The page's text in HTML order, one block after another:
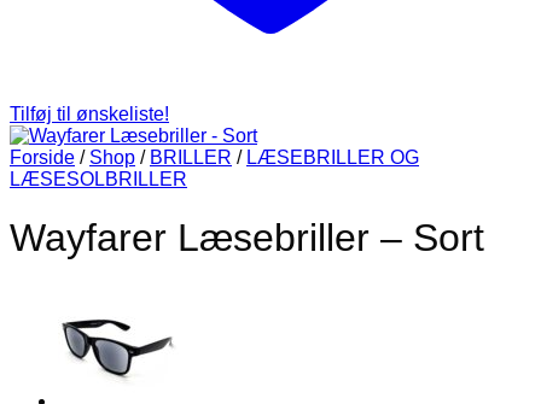
Tilføj til ønskeliste!
Forside / Shop / BRILLER / LÆSEBRILLER OG
LÆSESOLBRILLER
Wayfarer Læsebriller – Sort